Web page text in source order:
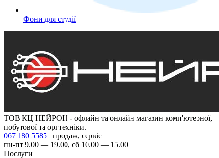
Фони для студії
ТОВ КЦ НЕЙРОН - офлайн та онлайн магазин комп'ютерної,
побутової та оргтехніки.
067 180 5585
продаж, сервіс
пн-пт 9.00 — 19.00, сб 10.00 — 15.00
Послуги